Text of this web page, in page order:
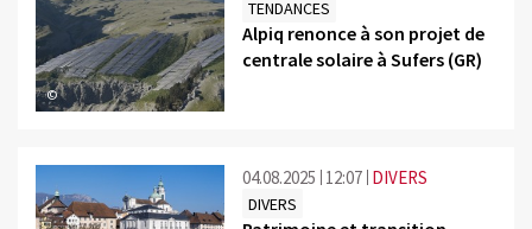
©
TENDANCES
Alpiq renonce à son projet de
centrale solaire à Sufers (GR)
04.08.2025 12:07 DIVERS
DIVERS